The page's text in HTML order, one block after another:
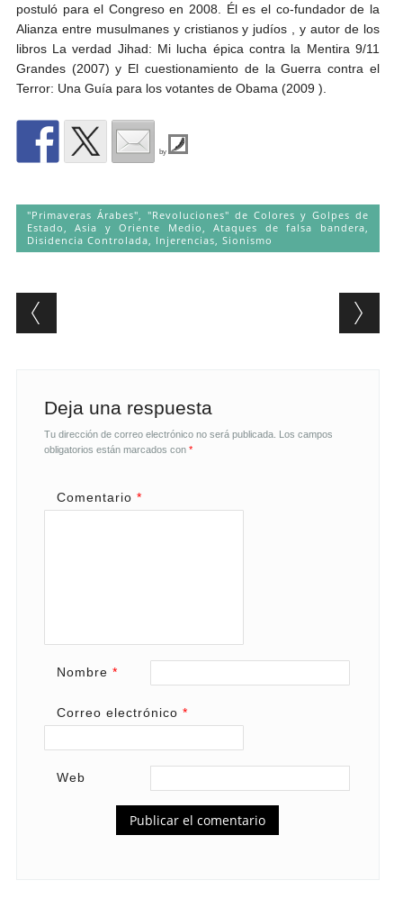
postuló para el Congreso en 2008. Él es el co-fundador de la
Alianza entre musulmanes y cristianos y judíos , y autor de los
libros La verdad Jihad: Mi lucha épica contra la Mentira 9/11
Grandes (2007) y El cuestionamiento de la Guerra contra el
Terror: Una Guía para los votantes de Obama (2009 ).
by
"Primaveras Árabes", "Revoluciones" de Colores y Golpes de
Estado
,Asia y Oriente Medio ,Ataques de falsa bandera
Disidencia Controlada
Injerencias Sionismo
Post navigation
Deja una respuesta
Tu dirección de correo electrónico no será publicada. Los campos
obligatorios están marcados con *
Comentario *
Nombre *
Correo electrónico *
Web